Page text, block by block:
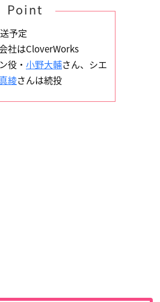
Point
予定
社はCloverWorks
役・ 小野大輔さん、シエ
綾さんは続投